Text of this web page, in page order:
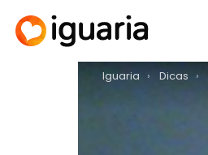
You are here:
Iguaria Dicas